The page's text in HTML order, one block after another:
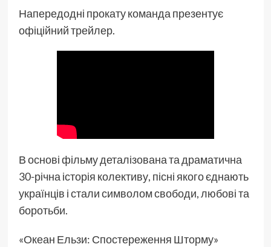
Напередодні прокату команда презентує
офіційний трейлер.
В основі фільму деталізована та драматична
30-річна історія колективу, пісні якого єднають
українців і стали символом свободи, любові та
боротьби.
«Океан Ельзи: Спостереження Шторму»